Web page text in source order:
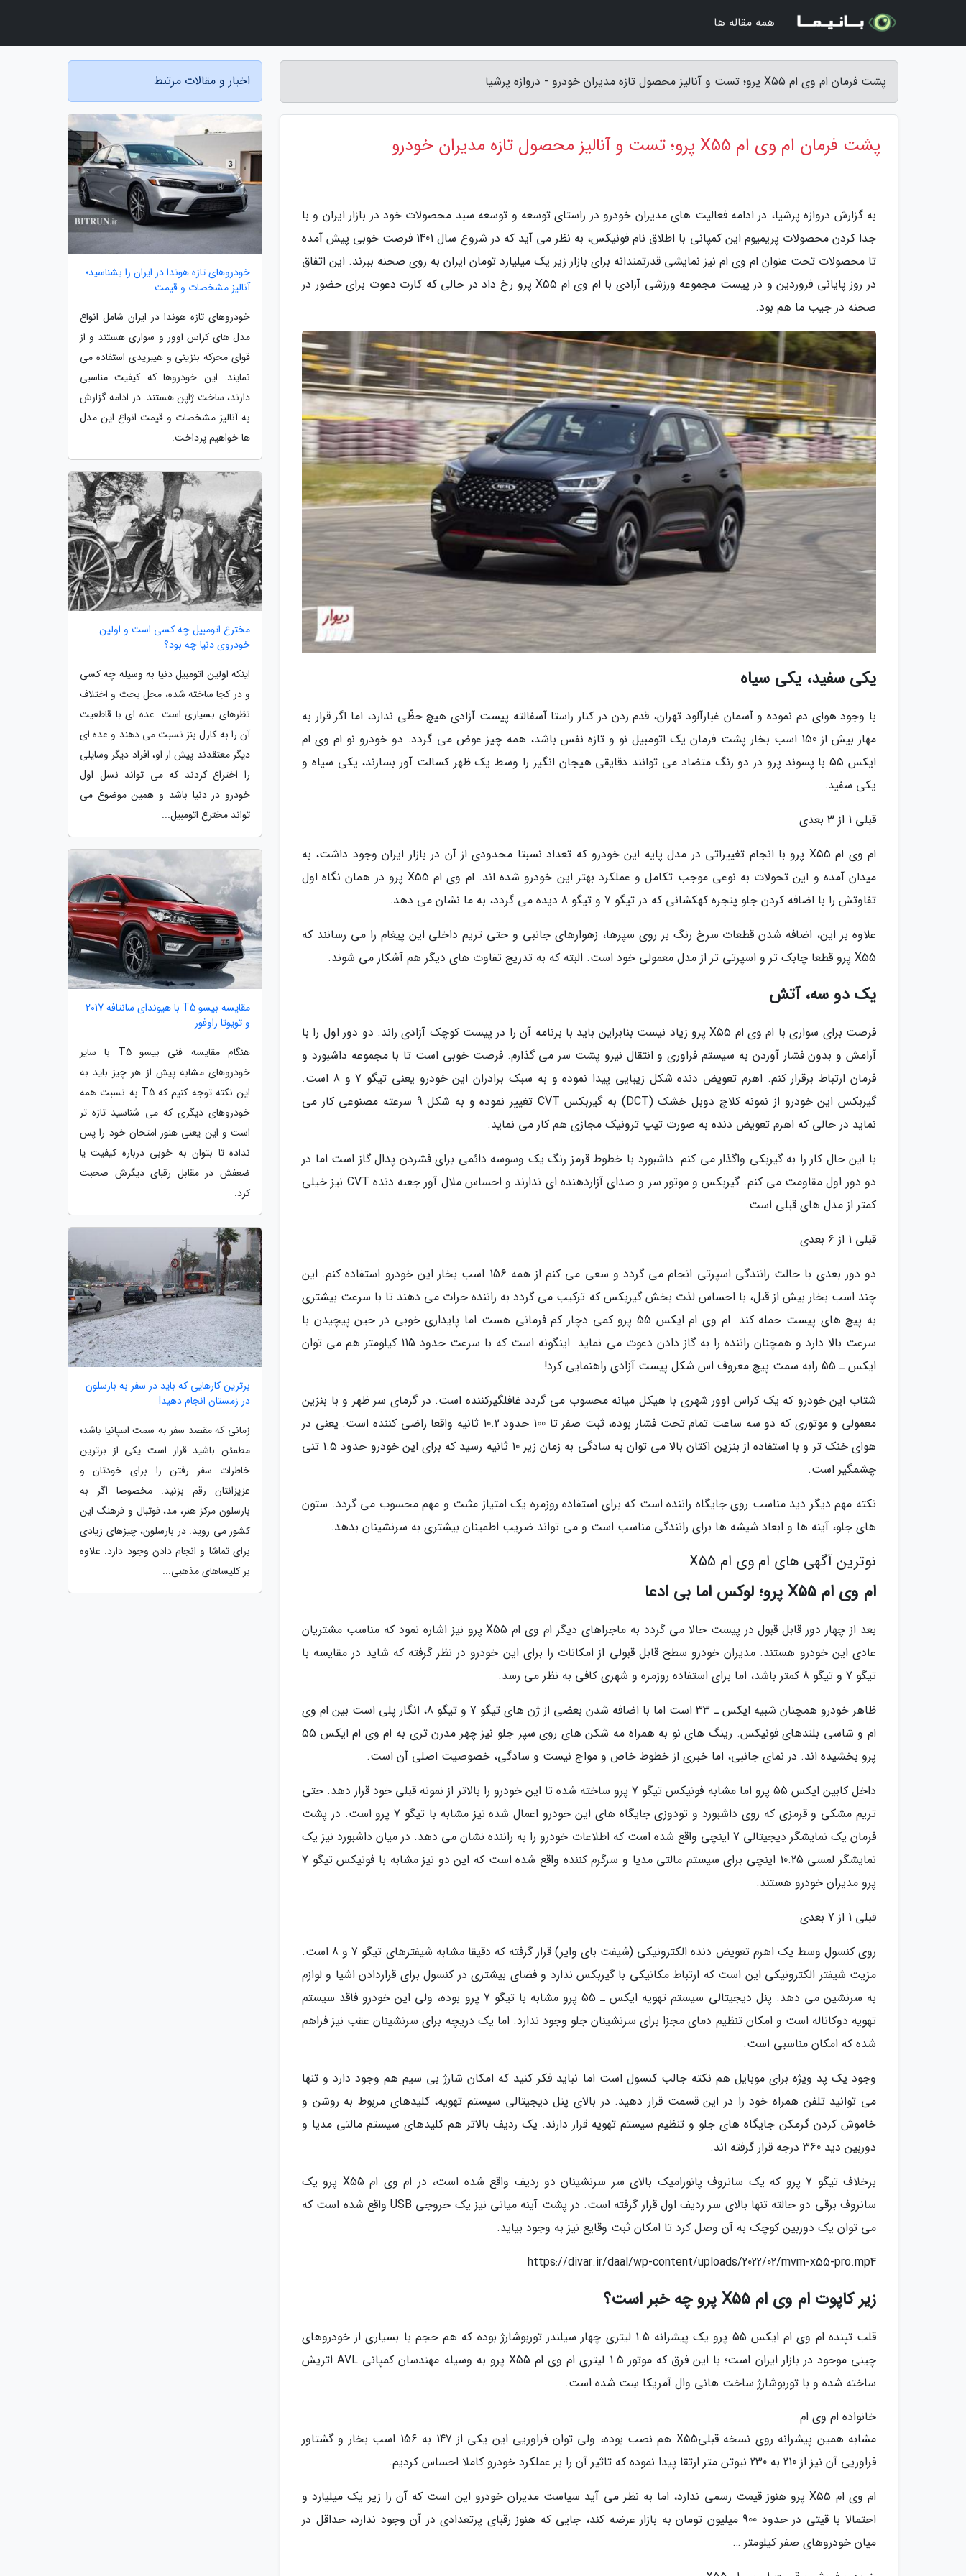
پشت فرمان ام وی ام X55 پرو؛ تست و آنالیز محصول تازه مدیران خودرو - دروازه پرشیا
پشت فرمان ام وی ام X55 پرو؛ تست و آنالیز محصول تازه مدیران خودرو
به گزارش دروازه پرشیا، در ادامه فعالیت های مدیران خودرو در راستای توسعه و توسعه سبد محصولات خود در بازار ایران و با
جدا کردن محصولات پریمیوم این کمپانی با اطلاق نام فونیکس، به نظر می آید که در شروع سال 1401 فرصت خوبی پیش آمده
تا محصولات تحت عنوان ام وی ام نیز نمایشی قدرتمندانه برای بازار زیر یک میلیارد تومان ایران به روی صحنه ببرند. این اتفاق
در روز پایانی فروردین و در پیست مجموعه ورزشی آزادی با ام وی ام X55 پرو رخ داد در حالی که کارت دعوت برای حضور در
صحنه در جیب ما هم بود.
یکی سفید، یکی سیاه
با وجود هوای دم نموده و آسمان غبارآلود تهران، قدم زدن در کنار راستا آسفالته پیست آزادی هیچ حظّی ندارد، اما اگر قرار به
مهار بیش از 150 اسب بخار پشت فرمان یک اتومبیل نو و تازه نفس باشد، همه چیز عوض می گردد. دو خودرو نو ام وی ام
ایکس 55 با پسوند پرو در دو رنگ متضاد می توانند دقایقی هیجان انگیز را وسط یک ظهر کسالت آور بسازند، یکی سیاه و
یکی سفید.
قبلی 1 از 3 بعدی
ام وی ام X55 پرو با انجام تغییراتی در مدل پایه این خودرو که تعداد نسبتا محدودی از آن در بازار ایران وجود داشت، به
میدان آمده و این تحولات به نوعی موجب تکامل و عملکرد بهتر این خودرو شده اند. ام وی ام X55 پرو در همان نگاه اول
تفاوتش را با اضافه کردن جلو پنجره کهکشانی که در تیگو 7 و تیگو 8 دیده می گردد، به ما نشان می دهد.
علاوه بر این، اضافه شدن قطعات سرخ رنگ بر روی سپرها، زهوارهای جانبی و حتی تریم داخلی این پیغام را می رسانند که
X55 پرو قطعا چابک تر و اسپرتی تر از مدل معمولی خود است. البته که به تدریج تفاوت های دیگر هم آشکار می شوند.
یک دو سه، آتش
فرصت برای سواری با ام وی ام X55 پرو زیاد نیست بنابراین باید با برنامه آن را در پیست کوچک آزادی راند. دو دور اول را با
آرامش و بدون فشار آوردن به سیستم فراوری و انتقال نیرو پشت سر می گذارم. فرصت خوبی است تا با مجموعه داشبورد و
فرمان ارتباط برقرار کنم. اهرم تعویض دنده شکل زیبایی پیدا نموده و به سبک برادران این خودرو یعنی تیگو 7 و 8 است.
گیربکس این خودرو از نمونه کلاچ دوبل خشک (DCT) به گیربکس CVT تغییر نموده و به شکل 9 سرعته مصنوعی کار می
نماید در حالی که اهرم تعویض دنده به صورت تیپ ترونیک مجازی هم کار می نماید.
با این حال کار را به گیربکی واگذار می کنم. داشبورد با خطوط قرمز رنگ یک وسوسه دائمی برای فشردن پدال گاز است اما در
دو دور اول مقاومت می کنم. گیربکس و موتور سر و صدای آزاردهنده ای ندارند و احساس ملال آور جعبه دنده CVT نیز خیلی
کمتر از مدل های قبلی است.
قبلی 1 از 6 بعدی
دو دور بعدی با حالت رانندگی اسپرتی انجام می گردد و سعی می کنم از همه 156 اسب بخار این خودرو استفاده کنم. این
چند اسب بخار بیش از قبل، با احساس لذت بخش گیربکس که ترکیب می گردد به راننده جرات می دهند تا با سرعت بیشتری
به پیچ های پیست حمله کند. ام وی ام ایکس 55 پرو کمی دچار کم فرمانی هست اما پایداری خوبی در حین پیچیدن با
سرعت بالا دارد و همچنان راننده را به گاز دادن دعوت می نماید. اینگونه است که با سرعت حدود 115 کیلومتر هم می توان
ایکس ـ 55 رابه سمت پیچ معروف اس شکل پیست آزادی راهنمایی کرد!
شتاب این خودرو که یک کراس اوور شهری با هیکل میانه محسوب می گردد غافلگیرکننده است. در گرمای سر ظهر و با بنزین
معمولی و موتوری که دو سه ساعت تمام تحت فشار بوده، ثبت صفر تا 100 حدود 10.2 ثانیه واقعا راضی کننده است. یعنی در
هوای خنک تر و با استفاده از بنزین اکتان بالا می توان به سادگی به زمان زیر 10 ثانیه رسید که برای این خودرو حدود 1.5 تنی
چشمگیر است.
نکته مهم دیگر دید مناسب روی جایگاه راننده است که برای استفاده روزمره یک امتیاز مثبت و مهم محسوب می گردد. ستون
های جلو، آینه ها و ابعاد شیشه ها برای رانندگی مناسب است و می تواند ضریب اطمینان بیشتری به سرنشینان بدهد.
نوترین آگهی های ام وی ام X55
ام وی ام X55 پرو؛ لوکس اما بی ادعا
بعد از چهار دور قابل قبول در پیست حالا می گردد به ماجراهای دیگر ام وی ام X55 پرو نیز اشاره نمود که مناسب مشتریان
عادی این خودرو هستند. مدیران خودرو سطح قابل قبولی از امکانات را برای این خودرو در نظر گرفته که شاید در مقایسه با
تیگو 7 و تیگو 8 کمتر باشد، اما برای استفاده روزمره و شهری کافی به نظر می رسد.
ظاهر خودرو همچنان شبیه ایکس ـ 33 است اما با اضافه شدن بعضی از ژن های تیگو 7 و تیگو 8، انگار پلی است بین ام وی
ام و شاسی بلندهای فونیکس. رینگ های نو به همراه مه شکن های روی سپر جلو نیز چهر مدرن تری به ام وی ام ایکس 55
پرو بخشیده اند. در نمای جانبی، اما خبری از خطوط خاص و مواج نیست و سادگی، خصوصیت اصلی آن است.
داخل کابین ایکس 55 پرو اما مشابه فونیکس تیگو 7 پرو ساخته شده تا این خودرو را بالاتر از نمونه قبلی خود قرار دهد. حتی
تریم مشکی و قرمزی که روی داشبورد و تودوزی جایگاه های این خودرو اعمال شده نیز مشابه با تیگو 7 پرو است. در پشت
فرمان یک نمایشگر دیجیتالی 7 اینچی واقع شده است که اطلاعات خودرو را به راننده نشان می دهد. در میان داشبورد نیز یک
نمایشگر لمسی 10.25 اینچی برای سیستم مالتی مدیا و سرگرم کننده واقع شده است که این دو نیز مشابه با فونیکس تیگو 7
پرو مدیران خودرو هستند.
قبلی 1 از 7 بعدی
روی کنسول وسط یک اهرم تعویض دنده الکترونیکی (شیفت بای وایر) قرار گرفته که دقیقا مشابه شیفترهای تیگو 7 و 8 است.
مزیت شیفتر الکترونیکی این است که ارتباط مکانیکی با گیربکس ندارد و فضای بیشتری در کنسول برای قراردادن اشیا و لوازم
به سرنشین می دهد. پنل دیجیتالی سیستم تهویه ایکس ـ 55 پرو مشابه با تیگو 7 پرو بوده، ولی این خودرو فاقد سیستم
تهویه دوکاناله است و امکان تنظیم دمای مجزا برای سرنشینان جلو وجود ندارد. اما یک دریچه برای سرنشینان عقب نیز فراهم
شده که امکان مناسبی است.
وجود یک پد ویژه برای موبایل هم نکته جالب کنسول است اما نباید فکر کنید که امکان شارژ بی سیم هم وجود دارد و تنها
می توانید تلفن همراه خود را در این قسمت قرار دهید. در بالای پنل دیجیتالی سیستم تهویه، کلیدهای مربوط به روشن و
خاموش کردن گرمکن جایگاه های جلو و تنظیم سیستم تهویه قرار دارند. یک ردیف بالاتر هم کلیدهای سیستم مالتی مدیا و
دوربین دید 360 درجه قرار گرفته اند.
برخلاف تیگو 7 پرو که یک سانروف پانورامیک بالای سر سرنشینان دو ردیف واقع شده است، در ام وی ام X55 پرو یک
سانروف برقی دو حالته تنها بالای سر ردیف اول قرار گرفته است. در پشت آینه میانی نیز یک خروجی USB واقع شده است که
می توان یک دوربین کوچک به آن وصل کرد تا امکان ثبت وقایع نیز به وجود بیاید.
https://divar.ir/daal/wp-content/uploads/2022/02/mvm-x55-pro.mp4
زیر کاپوت ام وی ام X55 پرو چه خبر است؟
قلب تپنده ام وی ام ایکس 55 پرو یک پیشرانه 1.5 لیتری چهار سیلندر توربوشارژ بوده که هم حجم با بسیاری از خودروهای
چینی موجود در بازار ایران است؛ با این فرق که موتور 1.5 لیتری ام وی ام X55 پرو به وسیله مهندسان کمپانی AVL اتریش
ساخته شده و با توربوشارژ ساخت هانی وال آمریکا سِت شده است.
خانواده ام وی ام
مشابه همین پیشرانه روی نسخه قبلیX55 هم نصب بوده، ولی توان فراوریی این یکی از 147 به 156 اسب بخار و گشتاور
فراوریی آن نیز از 210 به 230 نیوتن متر ارتقا پیدا نموده که تاثیر آن را بر عملکرد خودرو کاملا احساس کردیم.
ام وی ام X55 پرو هنوز قیمت رسمی ندارد، اما به نظر می آید سیاست مدیران خودرو این است که آن را زیر یک میلیارد و
احتمالا با قیتی در حدود 900 میلیون تومان به بازار عرضه کند، جایی که هنوز رقبای پرتعدادی در آن وجود ندارد، حداقل در
میان خودروهای صفر کیلومتر …
اخبار و مقالات مرتبط
خودروهای تازه هوندا در ایران را بشناسید؛
آنالیز مشخصات و قیمت
خودروهای تازه هوندا در ایران شامل انواع
مدل های کراس اوور و سواری هستند و از
قوای محرکه بنزینی و هیبریدی استفاده می
نمایند. این خودروها که کیفیت مناسبی
دارند، ساخت ژاپن هستند. در ادامه گزارش
به آنالیز مشخصات و قیمت انواع این مدل
ها خواهیم پرداخت.
مخترع اتومبیل چه کسی است و اولین
خودروی دنیا چه بود؟
اینکه اولین اتومبیل دنیا به وسیله چه کسی
و در کجا ساخته شده، محل بحث و اختلاف
نظرهای بسیاری است. عده ای با قاطعیت
آن را به کارل بنز نسبت می دهند و عده ای
دیگر معتقدند پیش از او، افراد دیگر وسایلی
را اختراع کردند که می تواند نسل اول
خودرو در دنیا باشد و همین موضوع می
تواند مخترع اتومبیل...
مقایسه بیسو T5 با هیوندای سانتافه 2017
و تویوتا راوفور
هنگام مقایسه فنی بیسو T5 با سایر
خودروهای مشابه پیش از هر چیز باید به
این نکته توجه کنیم که T5 به نسبت همه
خودروهای دیگری که می شناسید تازه تر
است و این یعنی هنوز امتحان خود را پس
نداده تا بتوان به خوبی درباره کیفیت یا
ضعفش در مقابل رقبای دیگرش صحبت
کرد.
برترین کارهایی که باید در سفر به بارسلون
در زمستان انجام دهید!
زمانی که مقصد سفر به سمت اسپانیا باشد؛
مطمئن باشید قرار است یکی از برترین
خاطرات سفر رفتن را برای خودتان و
عزیزانتان رقم بزنید. مخصوصا اگر به
بارسلون مرکز هنر، مد، فوتبال و فرهنگ این
کشور می روید. در بارسلون، چیزهای زیادی
برای تماشا و انجام دادن وجود دارد. علاوه
بر کلیساهای مذهبی...
همه مقاله ها